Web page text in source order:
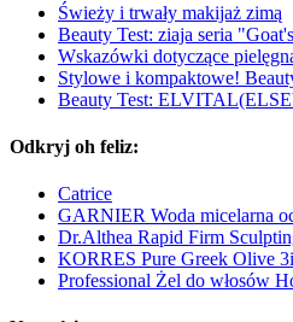
Świeży i trwały makijaż zimą
Beauty Test: ziaja seria
Wskazówki dotyczące
Stylowe i kompaktowe!
Beauty Test:
Odkryj oh feliz:
Catrice
GARNIER Woda micelarna
Dr.Althea Rapid Firm
KORRES Pure Greek Olive
Professional Żel do włosów